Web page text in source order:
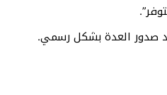
صدور العدة بشكل رسمي.